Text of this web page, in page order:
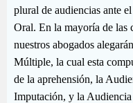
plural de audiencias ante
Oral. En la mayoría de las
nuestros abogados
Múltiple, la cual esta
de la aprehensión, la
Imputación, y la